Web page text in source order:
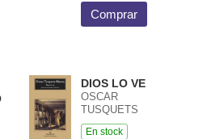
Comprar
DIOS LO VE
OSCAR
TUSQUETS
BLANCA
En stock